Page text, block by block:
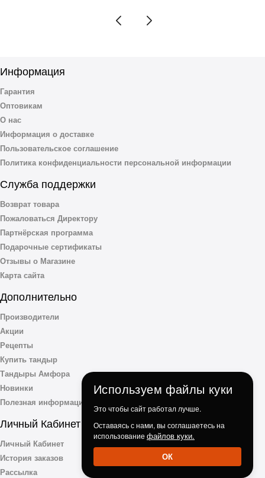
Информация
Гарантия
Оптовикам
О нас
Информация о доставке
Пользовательское соглашение
Политика конфиденциальности персональной информации
Служба поддержки
Возврат товара
Пожаловаться Директору
Партнёрская программа
Подарочные сертификаты
Отзывы о Магазине
Карта сайта
Дополнительно
Производители
Акции
Рецепты
Купить тандыр
Тандыры Амфора
Новинки
Полезная информация
Личный Кабинет
Личный Кабинет
История заказов
Рассылка
Используем файлы куки
Это чтобы сайт работал лучше.
Оставаясь с нами, вы соглашаетесь на
использование файлов куки.
ОК